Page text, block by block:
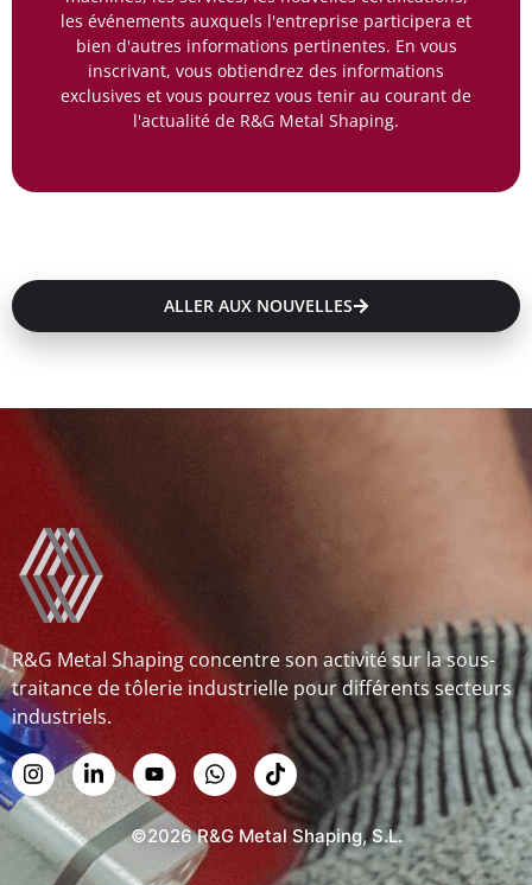
les événements auxquels l'entreprise participera et
bien d'autres informations pertinentes. En vous
inscrivant, vous obtiendrez des informations
exclusives et vous pourrez vous tenir au courant de
l'actualité de R&G Metal Shaping.
ALLER AUX NOUVELLES
R&G Metal Shaping concentre son activité sur la sous-
traitance de tôlerie industrielle pour différents secteurs
industriels.
©2026 R&G Metal Shaping, S.L.